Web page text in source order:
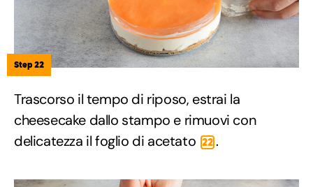
Step 22
Trascorso il tempo di riposo, estrai la
cheesecake dallo stampo e rimuovi con
delicatezza il foglio di acetato 22 .